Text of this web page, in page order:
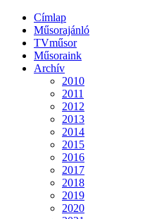
Címlap
Műsorajánló
TVműsor
Műsoraink
Archív
2010
2011
2012
2013
2014
2015
2016
2017
2018
2019
2020